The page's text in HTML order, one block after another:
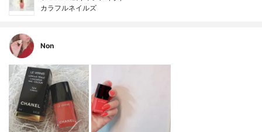
カラフルネイルズ
Non